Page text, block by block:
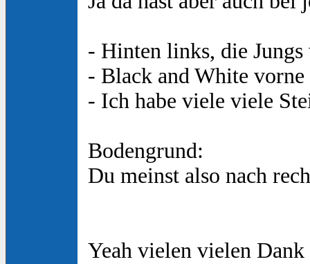
- Hinten links, die
- Black and White vorne
- Ich habe viele viele
Bodengrund:
Du meinst also nach
Yeah vielen vielen